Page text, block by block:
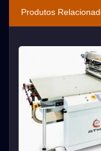
Produtos